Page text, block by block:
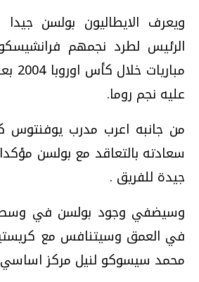
ويعرف الايطاليون بولسن
عليه نجم روما.
من جانبه اعرب مدرب يوفنتوس
سعادته بالتعاقد مع بولسن
جيدة للفريق .
وسيضفي وجود بولسن في
في العمق وسيتنافس مع
محمد سيسوكو لنيل مركز